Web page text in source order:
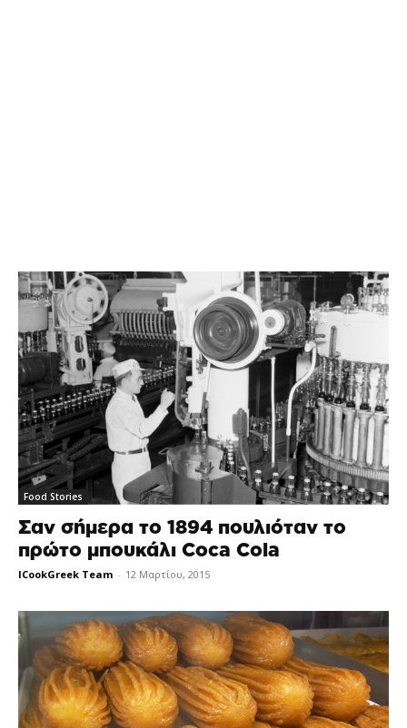
Food Stories
Σαν σήμερα το 1894 πουλιόταν το
πρώτο μπουκάλι Coca Cola
ICookGreek Team - 12 Μαρτίου, 2015